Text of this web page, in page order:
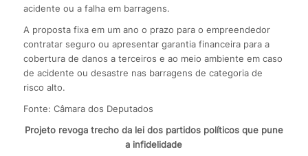
acidente ou a falha em barragens.
A proposta fixa em um ano o prazo para o empreendedor
contratar seguro ou apresentar garantia financeira para a
cobertura de danos a terceiros e ao meio ambiente em caso
de acidente ou desastre nas barragens de categoria de
risco alto.
Fonte: Câmara dos Deputados
Projeto revoga trecho da lei dos partidos políticos que pune
a infidelidade